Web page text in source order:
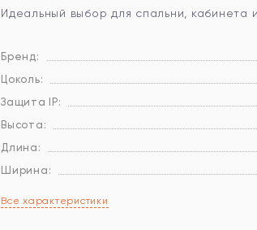
Идеальный выбор для спальни, кабинета
Бренд:
Цоколь:
Защита IP:
Высота:
Длина:
Ширина:
Все характеристики